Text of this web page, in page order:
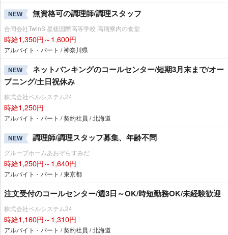
NEW 無資格可の調理師/調理スタッフ
合同会社TwinS 星槎国際高等学校 高飛寮内の食堂
時給1,350円～1,600円
アルバイト・パート / 神奈川県
NEW
ネットバンキングのコールセンター/短期3月末まで/オー
プニング/土日祝休み
株式会社ベルシステム24
時給1,250円
アルバイト・パート / 契約社員 / 北海道
NEW 調理師/調理スタッフ募集、年齢不問
グループホームあおぞらすみだ
時給1,250円～1,640円
アルバイト・パート / 東京都
注文受付のコールセンター/週3日～OK/時短勤務OK/未経験歓迎
株式会社ベルシステム24
時給1,160円～1,310円
アルバイト・パート / 契約社員 / 北海道